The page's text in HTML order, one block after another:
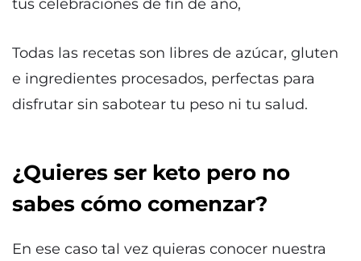
tus celebraciones de fin de año,
Todas las recetas son libres de azúcar, gluten
e ingredientes procesados, perfectas para
disfrutar sin sabotear tu peso ni tu salud.
¿Quieres ser keto pero no
sabes cómo comenzar?
En ese caso tal vez quieras conocer nuestra